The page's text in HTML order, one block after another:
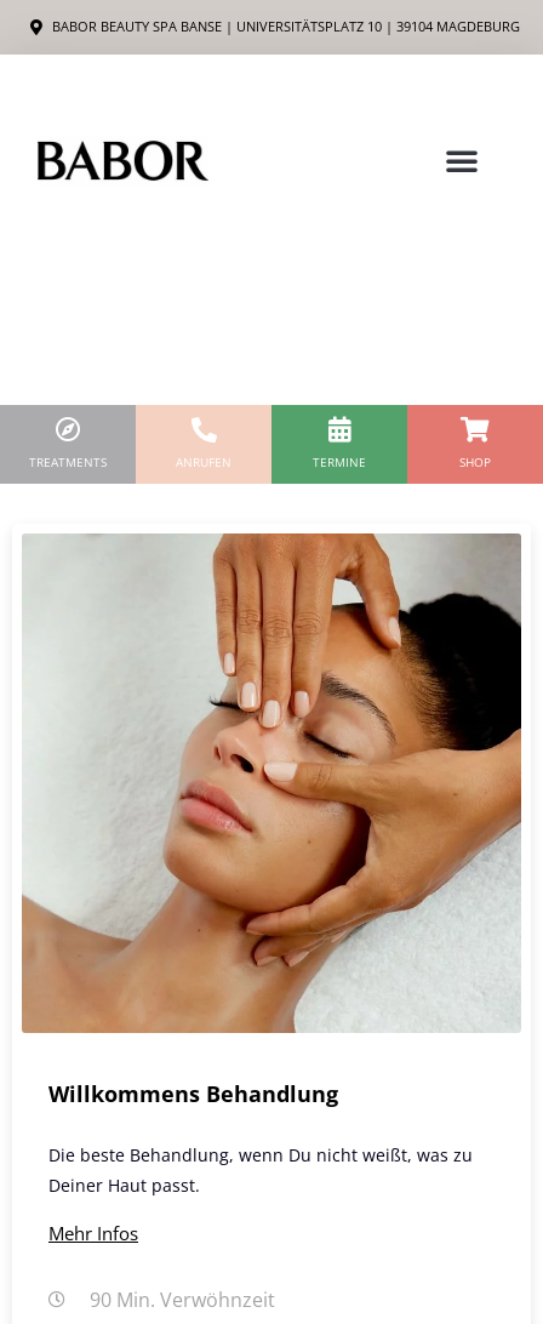
Zum
Inhalt
BABOR BEAUTY SPA BANSE | UNIVERSITÄTSPLATZ 10 | 39104 MAGDEBURG
TREATMENTS ANRUFEN TERMINE SHOP
Willkommens Behandlung
Die beste Behandlung, wenn Du nicht weißt, was zu
Deiner Haut passt.
Mehr Infos
90 Min. Verwöhnzeit